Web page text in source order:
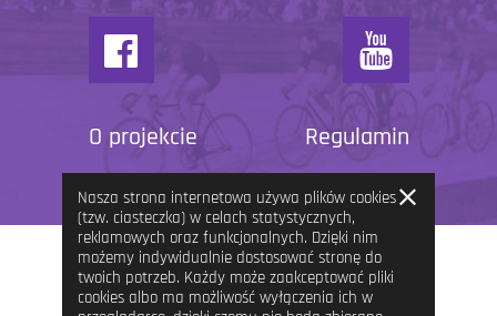
O projekcie Regulamin
Nasza strona internetowa używa plików cookies
(tzw. ciasteczka) w celach statystycznych,
reklamowych oraz funkcjonalnych. Dzięki nim
możemy indywidualnie dostosować stronę do
twoich potrzeb. Każdy może zaakceptować pliki
cookies albo ma możliwość wyłączenia ich w